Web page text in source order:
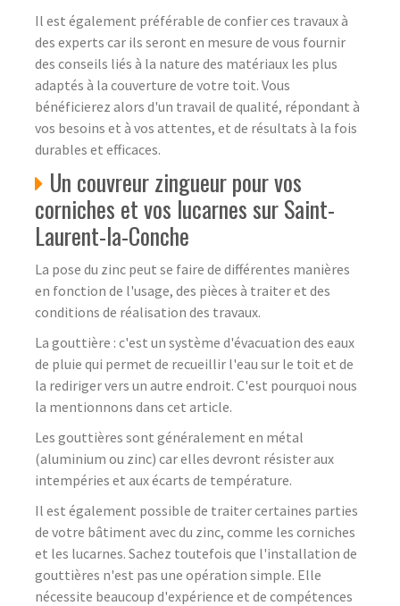
Il est également préférable de confier ces travaux à
des experts car ils seront en mesure de vous fournir
des conseils liés à la nature des matériaux les plus
adaptés à la couverture de votre toit. Vous
bénéficierez alors d'un travail de qualité, répondant à
vos besoins et à vos attentes, et de résultats à la fois
durables et efficaces.
Un couvreur zingueur pour vos
corniches et vos lucarnes sur Saint-
Laurent-la-Conche
La pose du zinc peut se faire de différentes manières
en fonction de l'usage, des pièces à traiter et des
conditions de réalisation des travaux.
La gouttière : c'est un système d'évacuation des eaux
de pluie qui permet de recueillir l'eau sur le toit et de
la rediriger vers un autre endroit. C'est pourquoi nous
la mentionnons dans cet article.
Les gouttières sont généralement en métal
(aluminium ou zinc) car elles devront résister aux
intempéries et aux écarts de température.
Il est également possible de traiter certaines parties
de votre bâtiment avec du zinc, comme les corniches
et les lucarnes. Sachez toutefois que l'installation de
gouttières n'est pas une opération simple. Elle
nécessite beaucoup d'expérience et de compétences